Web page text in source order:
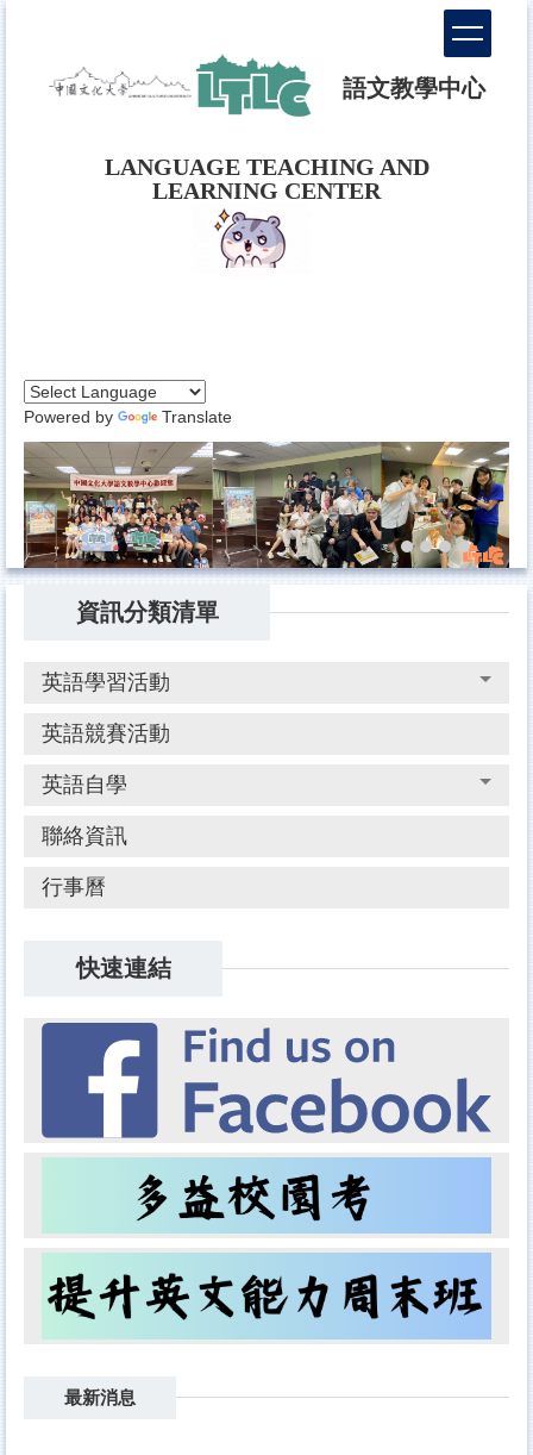
語文教學中心
LANGUAGE TEACHING AND
LEARNING CENTER
Powered by Translate
資訊分類清單
英語學習活動
英語競賽活動
英語自學
聯絡資訊
行事曆
快速連結
最新消息